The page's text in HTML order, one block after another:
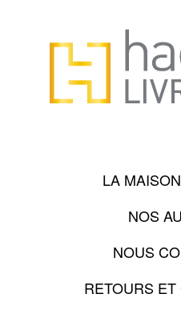
LA
NOS
NOUS
RETOURS